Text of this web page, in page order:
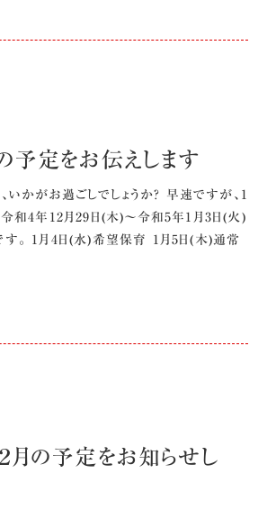
予定をお伝えします
いかがお過ごしでしょうか？ 早速ですが、1
令和4年12月29日(木)～令和5年1月3日(火)
。 1月4日(水)希望保育 1月5日(木)通常
月の予定をお知らせし